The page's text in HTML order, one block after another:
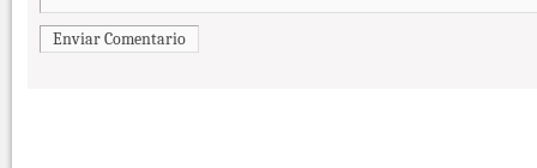
Enviar Comentario